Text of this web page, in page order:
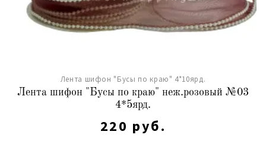
Лента шифон "Бусы по краю" 4*10ярд.
Лента шифон "Бусы по краю" неж.розовый №03
4*5ярд.
220 руб.